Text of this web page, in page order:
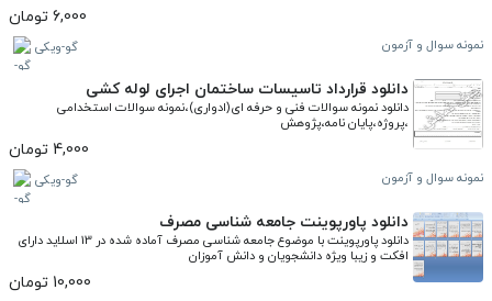
6,000 تومان
نمونه سوال و آزمون گو-ویکی
دانلود قرارداد تاسیسات ساختمان اجرای لوله کشی
،پروژه،پایان نامه،پژوهش
4,000 تومان
نمونه سوال و آزمون گو-ویکی
دانلود پاورپوینت جامعه شناسی مصرف
افکت و زیبا ویژه دانشجویان و دانش آموزان
10,000 تومان